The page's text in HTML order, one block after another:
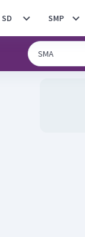
SD SMP